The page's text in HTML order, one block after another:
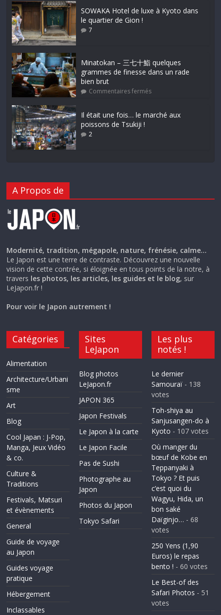
SOWAKA Hotel de luxe à Kyoto dans
le quartier de Gion !
7
Minatokan – 三七十鮨 quelques
grammes de finesse dans un rade
bien brut
Commentaires fermés
Il était une fois… le marché aux
poissons de Tsukiji !
2
A Propos de
Modernité, tradition, mégapole, nature, frénésie, calme…
Le Japon est une terre de contraste. Découvrez une nouvelle
vision de cette contrée, si éloignée en tous points de la notre, à
travers les photos, les articles, les guides et le blog, sur
LeJapon.fr !
Pour voir le Japon autrement !
Catégories
Alimentation
Architecture/Urbani
sme
Art
Blog
Cool Japan : J-Pop,
Manga, Jeux Vidéo
& co.
Culture &
Traditions
Festivals, Matsuri
et évènements
General
Guide de voyage
au Japon
Guides voyage
pratique
Hébergement
Inclassables
Sites
LeJapon
Blog photos
LeJapon.fr
JAPON 365
Japon Festivals
Le Japon à la carte
Le Japon Facile
Pas de Sushi
Photographe au
Japon
Photos du Japon
Tokyo Safari
Les plus
notés !
Le dernier
Samouraï- 138
votes
Toh-shiya au
Sanjusangen-do à
Kyoto - 107 votes
Où manger du
bœuf de Kobe en
Teppanyaki à
Tokyo ? Et puis
c’est quoi du
Wagyu, Hida, un
bon saké
Daïginjo… - 68
votes
250 Yens (1,90
Euros) le repas
bento ! - 60 votes
Le Best-of des
Safari Photos - 51
votes